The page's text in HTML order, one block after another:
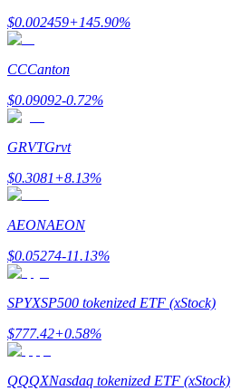
合約指南
$0.002459+145.90%
CCCanton
$0.09092-0.72%
GRVTGrvt
$0.3081+8.13%
AEONAEON
$0.05274-11.13%
SPYXSP500 tokenized ETF (xStock)
$777.42+0.58%
QQQXNasdaq tokenized ETF (xStock)